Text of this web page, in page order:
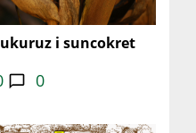
i suncokret
0